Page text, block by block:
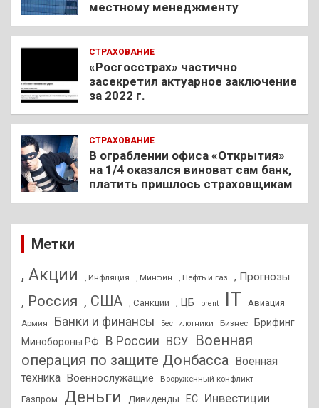
местному менеджменту
СТРАХОВАНИЕ
«Росгосстрах» частично
засекретил актуарное заключение
за 2022 г.
СТРАХОВАНИЕ
В ограблении офиса «Открытия»
на 1/4 оказался виноват сам банк,
платить пришлось страховщикам
Метки
, Акции , Инфляция , Минфин , Нефть и газ , Прогнозы
, Россия , США , Санкции , ЦБ brent IT Авиация
Армия Банки и финансы Беспилотники Бизнес
Брифинг
Минобороны РФ
В России ВСУ Военная
операция по защите Донбасса
Военная
техника
Военнослужащие Вооруженный конфликт
Газпром Деньги Дивиденды ЕС Инвестиции